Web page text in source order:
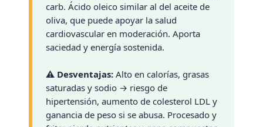
carb. Ácido oleico similar al del aceite de
oliva, que puede apoyar la salud
cardiovascular en moderación. Aporta
saciedad y energía sostenida.
⚠️ Desventajas:Alto en calorías, grasas
saturadas y sodio → riesgo de
hipertensión, aumento de colesterol LDL y
ganancia de peso si se abusa. Procesado y